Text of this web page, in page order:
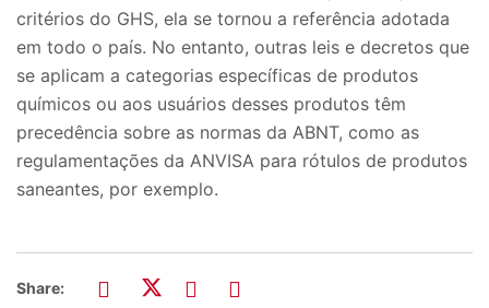
critérios do GHS, ela se tornou a referência adotada
em todo o país. No entanto, outras leis e decretos que
se aplicam a categorias específicas de produtos
químicos ou aos usuários desses produtos têm
precedência sobre as normas da ABNT, como as
regulamentações da ANVISA para rótulos de produtos
saneantes, por exemplo.
Share: